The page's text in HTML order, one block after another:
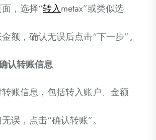
，选择“转入metax”或类似选
额，确认无误后点击“下一步”。
认转账信息
账信息，包括转入账户、金额
误，点击“确认转账”。